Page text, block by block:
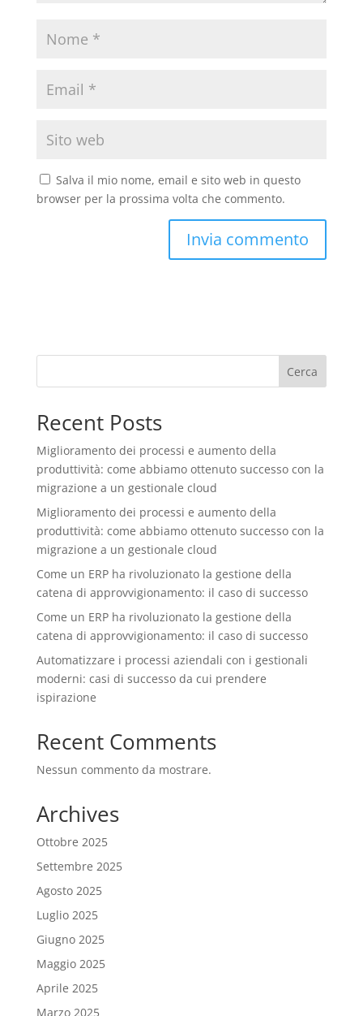
Salva il mio nome, email e sito web in questo
browser per la prossima volta che commento.
Cerca
Recent Posts
Miglioramento dei processi e aumento della
produttività: come abbiamo ottenuto successo con la
migrazione a un gestionale cloud
Miglioramento dei processi e aumento della
produttività: come abbiamo ottenuto successo con la
migrazione a un gestionale cloud
Come un ERP ha rivoluzionato la gestione della
catena di approvvigionamento: il caso di successo
Come un ERP ha rivoluzionato la gestione della
catena di approvvigionamento: il caso di successo
Automatizzare i processi aziendali con i gestionali
moderni: casi di successo da cui prendere
ispirazione
Recent Comments
Nessun commento da mostrare.
Archives
Ottobre 2025
Settembre 2025
Agosto 2025
Luglio 2025
Giugno 2025
Maggio 2025
Aprile 2025
Marzo 2025